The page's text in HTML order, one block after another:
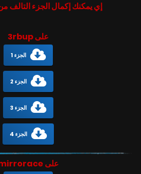
إي يمكنك إكمال الجزء التالف
على 3rbup
الجزء 1
الجزء 2
الجزء 3
الجزء 4
على mirrorace